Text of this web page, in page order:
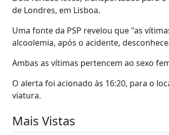
de Londres, em Lisboa.
Uma fonte da PSP revelou que "as
alcoolemia, após o acidente,
Ambas as vítimas pertencem ao sexo
O alerta foi acionado às 16:20, para o
viatura.
Mais Vistas